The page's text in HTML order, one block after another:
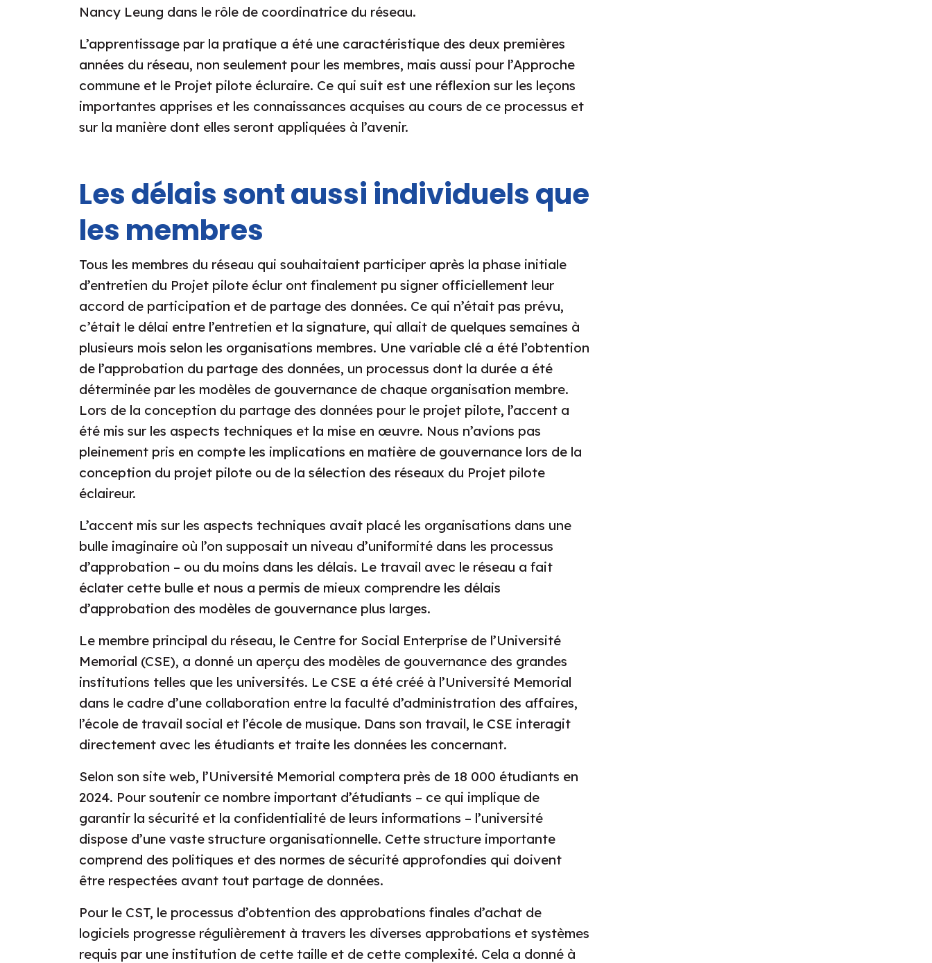
Nancy Leung dans le rôle de coordinatrice du réseau.
L’apprentissage par la pratique a été une caractéristique des deux premières
années du réseau, non seulement pour les membres, mais aussi pour l’Approche
commune et le Projet pilote écluraire. Ce qui suit est une réflexion sur les leçons
importantes apprises et les connaissances acquises au cours de ce processus et
sur la manière dont elles seront appliquées à l’avenir.
Les délais sont aussi individuels que
les membres
Tous les membres du réseau qui souhaitaient participer après la phase initiale
d’entretien du Projet pilote éclur ont finalement pu signer officiellement leur
accord de participation et de partage des données. Ce qui n’était pas prévu,
c’était le délai entre l’entretien et la signature, qui allait de quelques semaines à
plusieurs mois selon les organisations membres. Une variable clé a été l’obtention
de l’approbation du partage des données, un processus dont la durée a été
déterminée par les modèles de gouvernance de chaque organisation membre.
Lors de la conception du partage des données pour le projet pilote, l’accent a
été mis sur les aspects techniques et la mise en œuvre. Nous n’avions pas
pleinement pris en compte les implications en matière de gouvernance lors de la
conception du projet pilote ou de la sélection des réseaux du Projet pilote
éclaireur.
L’accent mis sur les aspects techniques avait placé les organisations dans une
bulle imaginaire où l’on supposait un niveau d’uniformité dans les processus
d’approbation – ou du moins dans les délais. Le travail avec le réseau a fait
éclater cette bulle et nous a permis de mieux comprendre les délais
d’approbation des modèles de gouvernance plus larges.
Le membre principal du réseau, le Centre for Social Enterprise de l’Université
Memorial (CSE), a donné un aperçu des modèles de gouvernance des grandes
institutions telles que les universités. Le CSE a été créé à l’Université Memorial
dans le cadre d’une collaboration entre la faculté d’administration des affaires,
l’école de travail social et l’école de musique. Dans son travail, le CSE interagit
directement avec les étudiants et traite les données les concernant.
Selon son site web, l’Université Memorial comptera près de 18 000 étudiants en
2024. Pour soutenir ce nombre important d’étudiants – ce qui implique de
garantir la sécurité et la confidentialité de leurs informations – l’université
dispose d’une vaste structure organisationnelle. Cette structure importante
comprend des politiques et des normes de sécurité approfondies qui doivent
être respectées avant tout partage de données.
Pour le CST, le processus d’obtention des approbations finales d’achat de
logiciels progresse régulièrement à travers les diverses approbations et systèmes
requis par une institution de cette taille et de cette complexité. Cela a donné à